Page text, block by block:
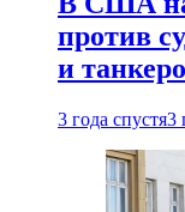
против
и
3 года спустя3